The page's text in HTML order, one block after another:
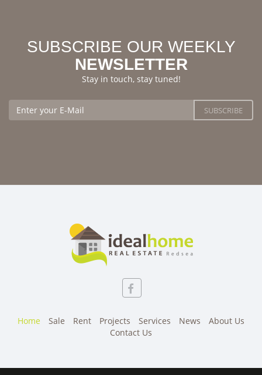
SUBSCRIBE OUR WEEKLY
NEWSLETTER
Stay in touch, stay tuned!
Home Sale Rent Projects Services News
About Us
Contact Us